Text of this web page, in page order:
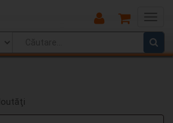
Main
Menu